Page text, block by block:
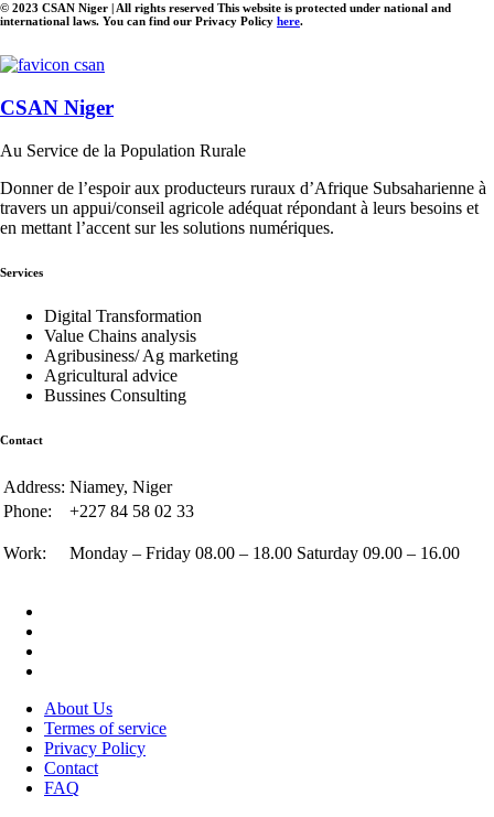
© 2023 CSAN Niger | All rights reserved This website is protected under national and
international laws. You can find our Privacy Policy here.
CSAN Niger
Au Service de la Population Rurale
Donner de l’espoir aux producteurs ruraux d’Afrique Subsaharienne à
travers un appui/conseil agricole adéquat répondant à leurs besoins et
en mettant l’accent sur les solutions numériques.
Services
Digital Transformation
Value Chains analysis
Agribusiness/ Ag marketing
Agricultural advice
Bussines Consulting
Contact
Address: Niamey, Niger
Phone:
+227 84 58 02 33
Work: Monday – Friday 08.00 – 18.00 Saturday 09.00 – 16.00
About Us
Termes of service
Privacy Policy
Contact
FAQ